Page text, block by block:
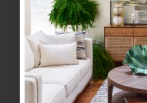
Pero, ¿y la comida?